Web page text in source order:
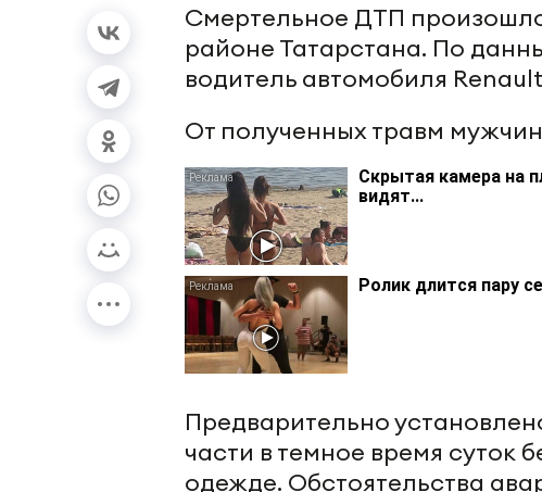
Смертельное ДТП
районе Татарстана. По
водитель автомобиля
От полученных травм
Скрытая камера на
видят...
Ролик длится пару
Предварительно
части в темное время суток
одежде. Обстоятельства